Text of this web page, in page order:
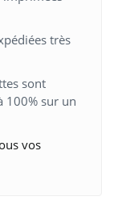
très
sont
100% sur un
vos